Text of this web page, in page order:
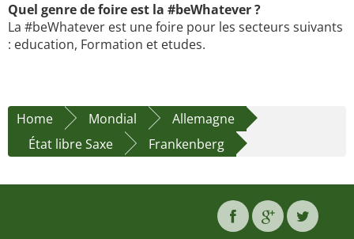
Quel genre de foire est la #beWhatever ?
La #beWhatever est une foire pour les secteurs suivants
: education, Formation et etudes.
Home Mondial
Allemagne
État libre Saxe
Frankenberg